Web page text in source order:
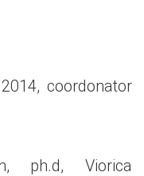
coordonator
ph.d, Viorica